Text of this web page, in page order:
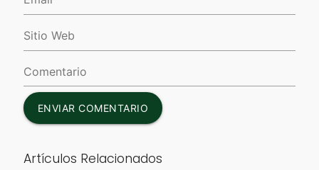
ENVIAR COMENTARIO
Artículos Relacionados